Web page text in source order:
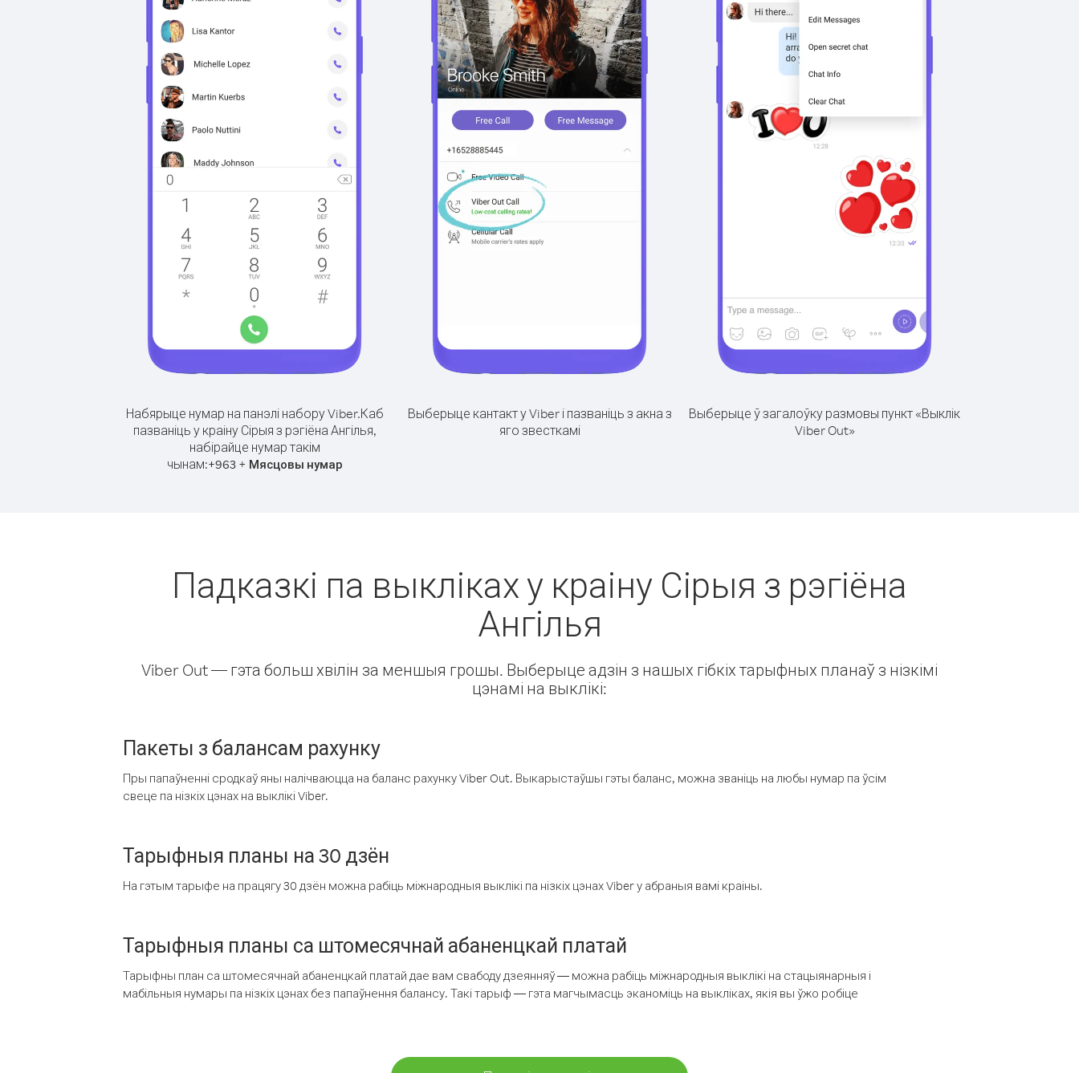
Набярыце нумар на панэлі набору Viber.Каб
пазваніць у краіну Сірыя з рэгіёна Ангілья,
набірайце нумар такім
чынам:+963+ Мясцовы нумар
Выберыце кантакт у Viber і пазваніць з акна з
яго звесткамі
Выберыце ў загалоўку размовы пункт «Выклік
Viber Out»
Падказкі па выкліках у краіну Сірыя з рэгіёна
Ангілья
Viber Out — гэта больш хвілін за меншыя грошы. Выберыце адзін з нашых гібкіх тарыфных планаў з нізкімі
цэнамі на выклікі:
Пакеты з балансам рахунку
Пры папаўненні сродкаў яны налічваюцца на баланс рахунку Viber Out. Выкарыстаўшы гэты баланс, можна званіць на любы нумар па ўсім
свеце па нізкіх цэнах на выклікі Viber.
Тарыфныя планы на 30 дзён
На гэтым тарыфе на працягу 30 дзён можна рабіць міжнародныя выклікі па нізкіх цэнах Viber у абраныя вамі краіны.
Тарыфныя планы са штомесячнай абаненцкай платай
Тарыфны план са штомесячнай абаненцкай платай дае вам свабоду дзеянняў — можна рабіць міжнародныя выклікі на стацыянарныя і
мабільныя нумары па нізкіх цэнах без папаўнення балансу. Такі тарыф — гэта магчымасць эканоміць на выкліках, якія вы ўжо робіце